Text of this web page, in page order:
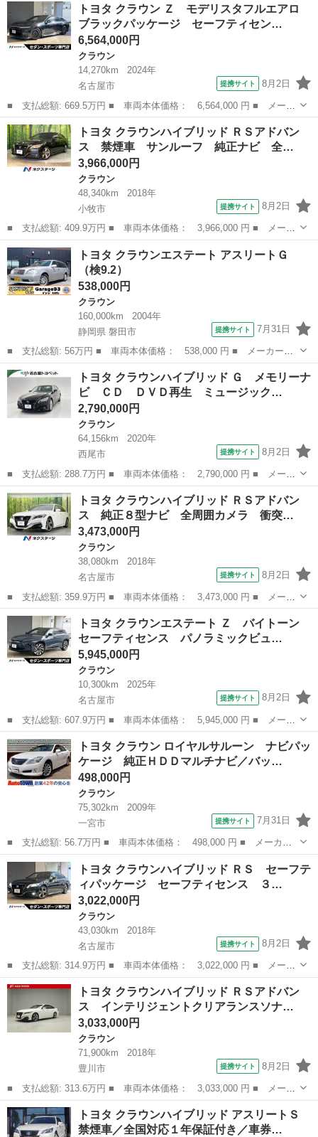
名： Ｓ スポーツスタイル ソナー／ＢＳＭ／ドラレコ／衝突軽減
＆追従機能...
トヨタ クラウン Ｚ モデリスタフルエアロ
ブラックパッケージ セーフティセン…
6,564,000円
クラウン
14,270km
2024年
名古屋市
提携サイト 8月2日
■ 支払総額: 669.5万円 ■ 車両本体価格： 6,564,000 円 ■ メーカ
ー名： トヨタ ■ 車種名： クラウン ■ グレード名： Ｚ モデ
リスタフルエアロ ブラックパッケージ セーフティセンス パノラ
ミックビ...
愛知 名古屋市 クラウン
トヨタ クラウンハイブリッド ＲＳアドバン
ス 禁煙車 サンルーフ 純正ナビ 全…
3,966,000円
クラウン
48,340km
2018年
小牧市
提携サイト 8月2日
■ 支払総額: 409.9万円 ■ 車両本体価格： 3,966,000 円 ■ メーカ
ー名： トヨタ ■ 車種名： クラウンハイブリッド ■ グレード
名： ＲＳアドバンス 禁煙車 サンルーフ 純正ナビ 全周囲モニ
ター ブラ...
愛知 小牧市 クラウン
トヨタ クラウンエステート アスリートＧ
（検9.2）
538,000円
クラウン
160,000km
2004年
静岡県 磐田市
提携サイト 7月31日
■ 支払総額: 56万円 ■ 車両本体価格： 538,000 円 ■ メーカー
名： トヨタ ■ 車種名： クラウンエステート ■ グレード名：
アスリートＧ ■ 排気量： 3000cc ■ ドア枚数： 5D ■ ミッショ
ン...
静岡 磐田市 クラウン
トヨタ クラウンハイブリッド Ｇ メモリーナ
ビ ＣＤ ＤＶＤ再生 ミュージック…
2,790,000円
クラウン
64,156km
2020年
西尾市
提携サイト 8月2日
■ 支払総額: 288.7万円 ■ 車両本体価格： 2,790,000 円 ■ メーカ
ー名： トヨタ ■ 車種名： クラウンハイブリッド ■ グレード
名： Ｇ メモリーナビ ＣＤ ＤＶＤ再生 ミュージックプレイヤ
ー接続可 ...
愛知 西尾市 クラウン
トヨタ クラウンハイブリッド ＲＳアドバン
ス 純正８型ナビ 全周囲カメラ 衝突…
3,473,000円
クラウン
38,080km
2018年
名古屋市
提携サイト 8月2日
■ 支払総額: 359.9万円 ■ 車両本体価格： 3,473,000 円 ■ メーカ
ー名： トヨタ ■ 車種名： クラウンハイブリッド ■ グレード
名： ＲＳアドバンス 純正８型ナビ 全周囲カメラ 衝突軽減装
置 レーダー...
愛知 名古屋市 クラウン
トヨタ クラウンエステート Ｚ バイトーン
セーフティセンス パノラミックビュ…
5,945,000円
クラウン
10,300km
2025年
名古屋市
提携サイト 8月2日
■ 支払総額: 607.9万円 ■ 車両本体価格： 5,945,000 円 ■ メーカ
ー名： トヨタ ■ 車種名： クラウンエステート ■ グレード
名： Ｚ バイトーン セーフティセンス パノラミックビューモニ
ター ＢＳＭ...
愛知 名古屋市 クラウン
トヨタ クラウン ロイヤルサルーン ナビパッ
ケージ 純正ＨＤＤマルチナビ／バッ…
498,000円
クラウン
75,302km
2009年
一宮市
提携サイト 7月31日
■ 支払総額: 56.7万円 ■ 車両本体価格： 498,000 円 ■ メーカー
名： トヨタ ■ 車種名： クラウン ■ グレード名： ロイヤルサ
ルーン ナビパッケージ 純正ＨＤＤマルチナビ／バックカメラ／地
デジＴＶ／Ｃ...
愛知 一宮市 クラウン
トヨタ クラウンハイブリッド ＲＳ セーフテ
ィパッケージ セーフティセンス ３…
3,022,000円
クラウン
43,030km
2018年
名古屋市
提携サイト 8月2日
■ 支払総額: 314.9万円 ■ 車両本体価格： 3,022,000 円 ■ メーカ
ー名： トヨタ ■ 車種名： クラウンハイブリッド ■ グレード
名： ＲＳ セーフティパッケージ セーフティセンス ３眼ＬＥＤ
ヘッドライ...
愛知 名古屋市 クラウン
トヨタ クラウンハイブリッド ＲＳアドバン
ス インテリジェントクリアランスソナ…
3,033,000円
クラウン
71,900km
2018年
豊川市
提携サイト 8月2日
■ 支払総額: 313.6万円 ■ 車両本体価格： 3,033,000 円 ■ メーカ
ー名： トヨタ ■ 車種名： クラウンハイブリッド ■ グレード
名： ＲＳアドバンス インテリジェントクリアランスソナー バッ
クビューカ...
愛知 豊川市 クラウン
トヨタ クラウンハイブリッド アスリートＳ
禁煙車／全国対応１年保証付き／車券…